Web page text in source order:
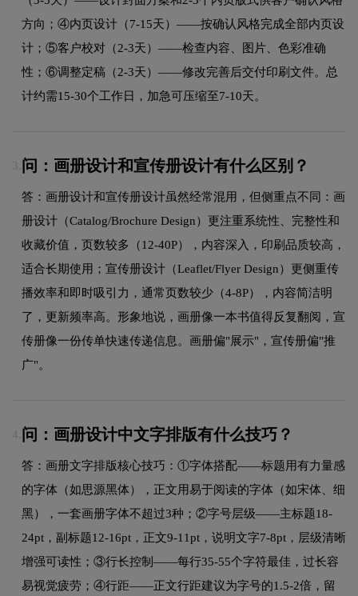
方向；④内页设计（7-15天）——按确认风格完成全部内页设
计；⑤客户校对（2-3天）——检查内容、图片、色彩准确
性；⑥调整定稿（2-3天）——修改完善后交付印刷文件。总
计约需15-30个工作日，加急可压缩至7-10天。
3. 问：画册设计和宣传册设计有什么区别？
答：画册设计和宣传册设计虽然经常混用，但侧重点不同：画
册设计（Catalog/Brochure Design）更注重系统性、完整性和
收藏价值，页数较多（12-40P），内容深入，印刷品质较高，
适合长期使用；宣传册设计（Leaflet/Flyer Design）更侧重传
播效率和即时吸引力，通常页数较少（4-8P），内容简洁明
了，更新频率高。形象地说，画册像一本书值得反复翻阅，宣
传册像一份传单快速传递信息。画册偏"展示"，宣传册偏"推
广"。
4. 问：画册设计中文字排版有什么技巧？
答：画册文字排版核心技巧：①字体搭配——标题用有力量感
的字体（如思源黑体），正文用易于阅读的字体（如宋体、细
黑），一套画册字体不超过3种；②字号层级——主标题18-
24pt，副标题12-16pt，正文9-11pt，说明文字7-8pt，层级清晰
增强可读性；③行长控制——每行35-55个字符最佳，过长容
易视觉疲劳；④行距——正文行距建议为字号的1.5-2倍，留